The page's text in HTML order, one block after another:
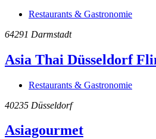
Restaurants & Gastronomie
64291 Darmstadt
Asia Thai Düsseldorf
Restaurants & Gastronomie
40235 Düsseldorf
Asiagourmet